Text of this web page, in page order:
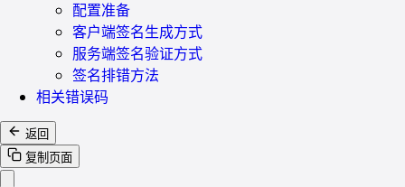
配置准备
客户端签名生成方式
服务端签名验证方式
签名排错方法
相关错误码
返回
复制页面